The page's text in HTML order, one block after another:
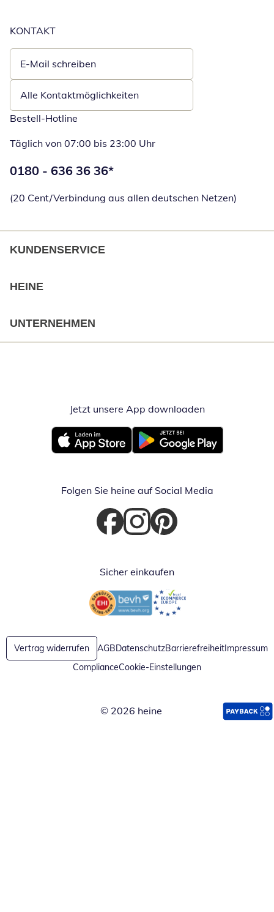
KONTAKT
E-Mail schreiben
Öffnet E-Mail-Client
Alle Kontaktmöglichkeiten
Bestell-Hotline
Täglich von 07:00 bis 23:00 Uhr
Telefonnummer:
0180 - 636 36 36*
(20 Cent/Verbindung aus allen deutschen Netzen)
KUNDENSERVICE
HEINE
UNTERNEHMEN
Jetzt unsere App downloadenÖffnet in
Öffnet in neuem FensterÖffnet in neuem Fenster
Folgen Sie heine auf Social Media
Öffnet in neuem Fenster
Öffnet in neuem Fenster
Öffnet in neuem Fenster
Sicher einkaufen
Öffnet in neuem FensterÖffnet in neuem Fenster
Vertrag widerrufen AGBDatenschutzBarrierefreiheitImpressum
ComplianceCookie-Einstellungen
© 2026 heine